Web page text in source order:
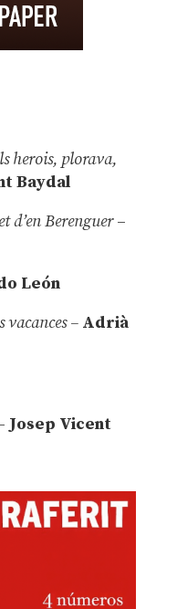
herois, plorava,
Baydal
d’en Berenguer–
León
vacances –Adrià
Josep Vicent